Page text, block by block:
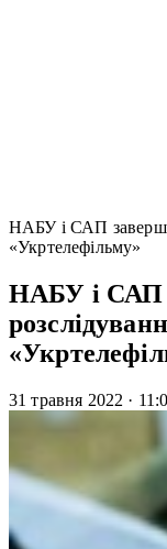
НАБУ і САП
«Укртелефільму»
НАБУ і САП
31 травня 2022 ·